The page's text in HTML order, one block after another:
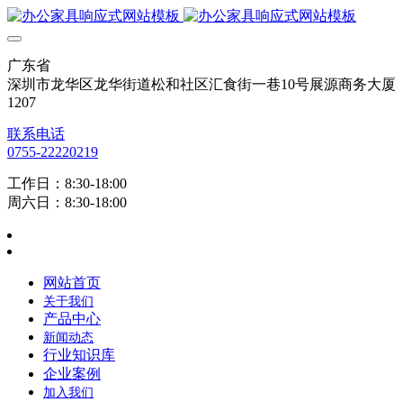
广东省
深圳市龙华区龙华街道松和社区汇食街一巷10号展源商务大厦
1207
联系电话
0755-22220219
工作日：8:30-18:00
周六日：8:30-18:00
网站首页
关于我们
产品中心
新闻动态
行业知识库
企业案例
加入我们